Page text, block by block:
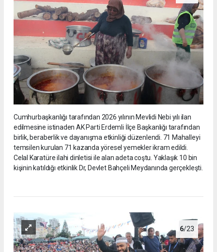
Cumhurbaşkanlığı tarafından 2026 yılının Mevlidi Nebi yılı ilan
edilmesine istinaden AK Parti Erdemli İlçe Başkanlığı tarafından
birlik, beraberlik ve dayanışma etkinliği düzenlendi. 71 Mahalleyi
temsilen kurulan 71 kazanda yöresel yemekler ikram edildi.
Celal Karatüre ilahi dinletisi ile alan adeta coştu. Yaklaşık 10 bin
kişinin katıldığı etkinlik Dr, Devlet Bahçeli Meydanında gerçekleşti.
6/23